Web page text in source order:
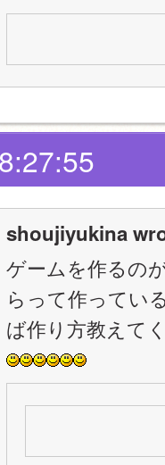
shoujiyukina
ゲームを作るの
らって作ってい
ば作り方教えて